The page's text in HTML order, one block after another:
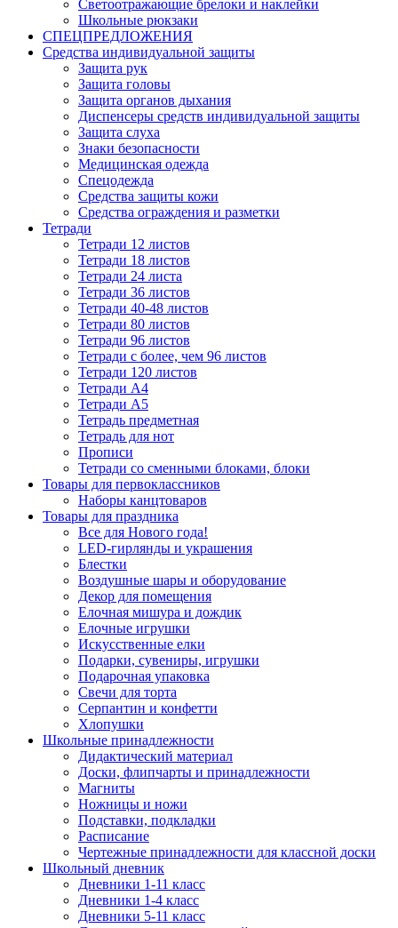
Светоотражающие брелоки и наклейки
Школьные рюкзаки
СПЕЦПРЕДЛОЖЕНИЯ
Средства индивидуальной защиты
Защита рук
Защита головы
Защита органов дыхания
Диспенсеры средств индивидуальной защиты
Защита слуха
Знаки безопасности
Медицинская одежда
Спецодежда
Средства защиты кожи
Средства ограждения и разметки
Тетради
Тетради 12 листов
Тетради 18 листов
Тетради 24 листа
Тетради 36 листов
Тетради 40-48 листов
Тетради 80 листов
Тетради 96 листов
Тетради с более, чем 96 листов
Тетради 120 листов
Тетради А4
Тетради А5
Тетрадь предметная
Тетрадь для нот
Прописи
Тетради со сменными блоками, блоки
Товары для первоклассников
Наборы канцтоваров
Товары для праздника
Все для Нового года!
LED-гирлянды и украшения
Блестки
Воздушные шары и оборудование
Декор для помещения
Елочная мишура и дождик
Елочные игрушки
Искусственные елки
Подарки, сувениры, игрушки
Подарочная упаковка
Свечи для торта
Серпантин и конфетти
Хлопушки
Школьные принадлежности
Дидактический материал
Доски, флипчарты и принадлежности
Магниты
Ножницы и ножи
Подставки, подкладки
Расписание
Чертежные принадлежности для классной доски
Школьный дневник
Дневники 1-11 класс
Дневники 1-4 класс
Дневники 5-11 класс